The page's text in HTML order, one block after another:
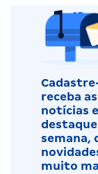
receba as
notícias
destaque
semana,
muito